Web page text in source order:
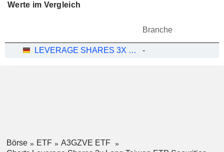
Werte im Vergleich
Branche
LEVERAGE SHARES 3X LONG TAIWAN ETP SECURITIES - USD -
Börse ETF
A3GZVE ETF